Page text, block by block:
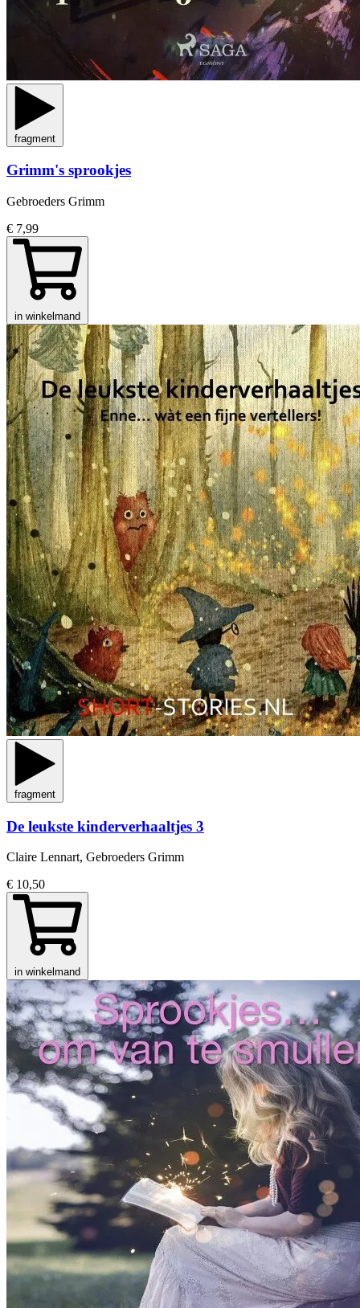
fragment
Grimm's sprookjes
Gebroeders Grimm
€ 7,99
in winkelmand
fragment
De leukste kinderverhaaltjes 3
Claire Lennart, Gebroeders Grimm
€ 10,50
in winkelmand